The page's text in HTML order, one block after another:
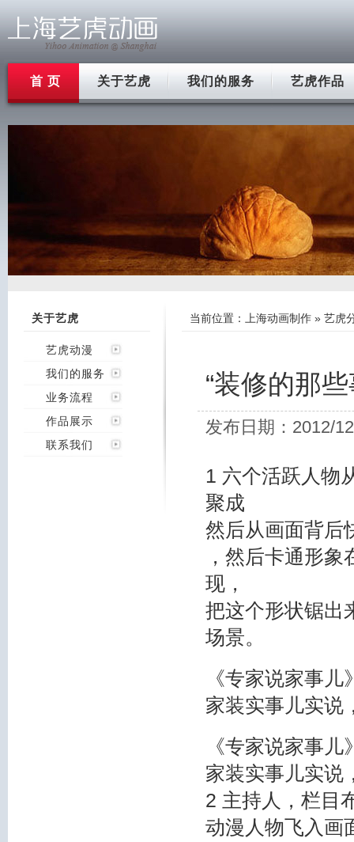
首 页 关于艺虎 我们的服务 艺虎作品
关于艺虎
艺虎动漫
我们的服务
业务流程
作品展示
联系我们
当前位置： 上海动画制作 » 艺虎
“装修的那
发布日期：2012/
1 六个活跃人物
聚成
然后从画面背后
，然后卡通形
现，
把这个形状锯出
场景。
《专家说家事儿
家装实事儿实说
《专家说家事儿
家装实事儿实说
2 主持人，栏目
动漫人物飞入画